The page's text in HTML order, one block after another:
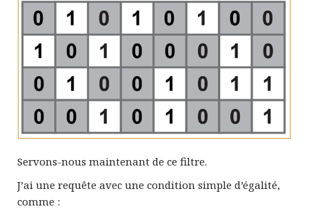
Servons-nous maintenant de ce filtre.
J’ai une requête avec une condition simple d’égalité,
comme :